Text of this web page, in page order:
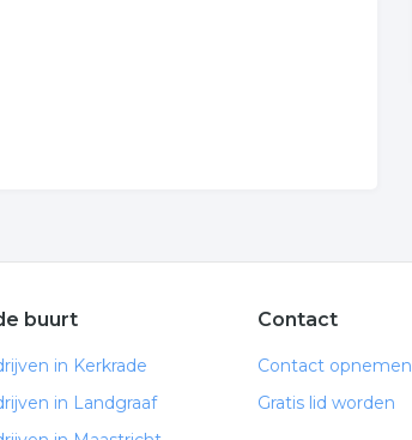
buurt
in Kerkrade
in Landgraaf
Contact
Contact opnemen
Gratis lid worden